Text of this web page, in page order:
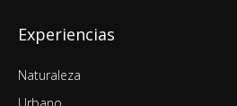
Experiencias
Naturaleza